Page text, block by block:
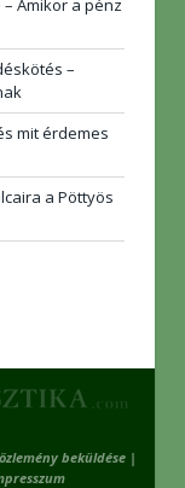
Amikor a pénz
–
mit érdemes
a Pöttyös
beküldése |